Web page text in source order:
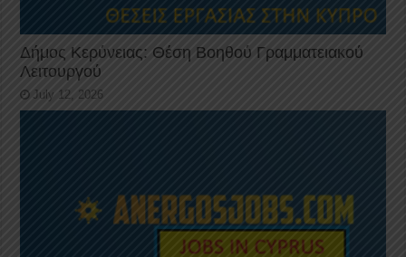
Δήμος Κερύνειας: Θέση Βοηθού Γραμματειακού
Λειτουργού
July 12, 2026